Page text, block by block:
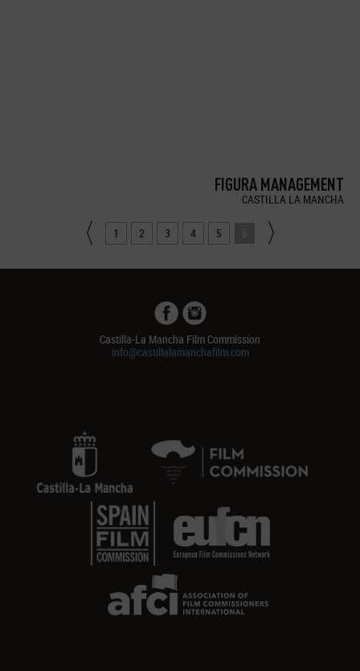
FIGURA MANAGEMENT
CASTILLA LA MANCHA
1 2 3 4 5 6
Castilla-La Mancha Film Commission
info@castillalamanchafilm.com